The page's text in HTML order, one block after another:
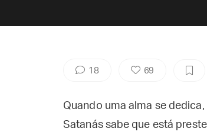
18 69
Quando uma alma se
Satanás sabe que está